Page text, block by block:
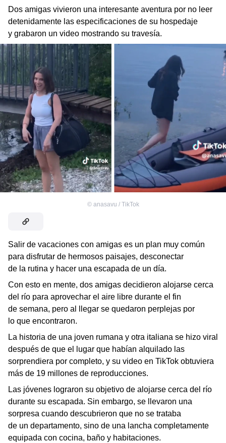
Dos amigas vivieron una interesante aventura por no leer
detenidamente las especificaciones de su hospedaje
y grabaron un video mostrando su travesía.
© anasavu / TikTok
Salir de vacaciones con amigas es un plan muy común
para disfrutar de hermosos paisajes, desconectar
de la rutina y hacer una escapada de un día.
Con esto en mente, dos amigas decidieron alojarse cerca
del río para aprovechar el aire libre durante el fin
de semana, pero al llegar se quedaron perplejas por
lo que encontraron.
La historia de una joven rumana y otra italiana se hizo viral
después de que el lugar que habían alquilado las
sorprendiera por completo, y su video en TikTok obtuviera
más de 19 millones de reproducciones.
Las jóvenes lograron su objetivo de alojarse cerca del río
durante su escapada. Sin embargo, se llevaron una
sorpresa cuando descubrieron que no se trataba
de un departamento, sino de una lancha completamente
equipada con cocina, baño y habitaciones.